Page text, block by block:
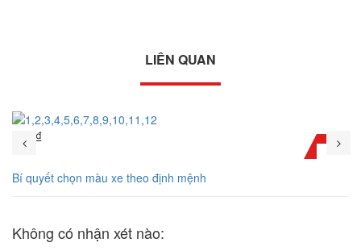
LIÊN QUAN
Xe đ₫
Bí quyết chọn màu xe theo định mệnh
Không có nhận xét nào: